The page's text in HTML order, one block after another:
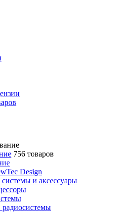
756 товаров
Design
и аксессуары